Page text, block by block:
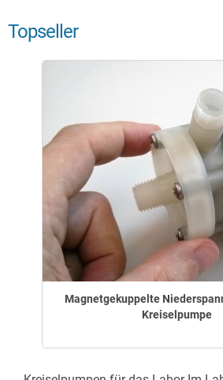
Topseller
Magnetgekuppelte
Kreiselpumpe